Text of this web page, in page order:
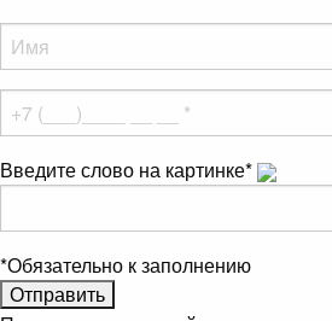
Введите слово на картинке*
*Обязательно к заполнению